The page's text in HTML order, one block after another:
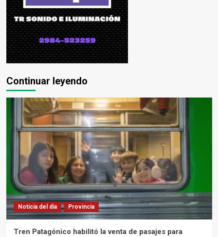
Continuar leyendo
Noticia del día Provincia
Tren Patagónico habilitó la venta de pasajes para